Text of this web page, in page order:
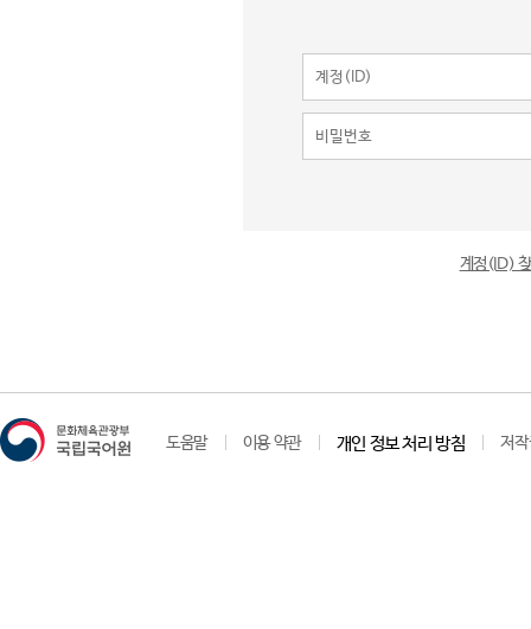
계정(ID)
도움말 이용 약관 개인 정보 처리 방침 저